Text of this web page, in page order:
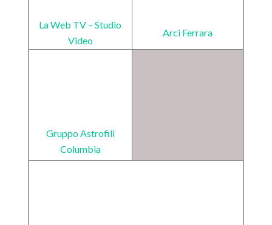
La Web TV – Studio
Video
Arci Ferrara
Gruppo Astrofili
Columbia